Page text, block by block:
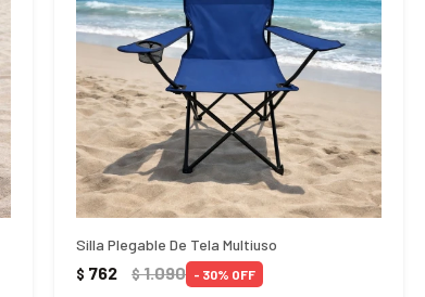
Silla Plegable De Tela Multiuso
$ 762 $1.090 30